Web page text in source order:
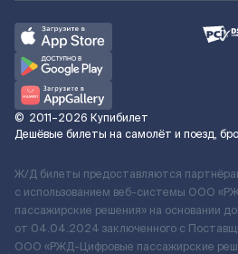
© 2011–2026 Купибилет
Дешёвые билеты на самолёт и поезд,
Ж/Д билеты предоставляются
с использованием веб-системы ООО
пассажирские решения» на основании
от 04.04.2024 заключенного с
ООО «РЖД-Цифровые пассажирские